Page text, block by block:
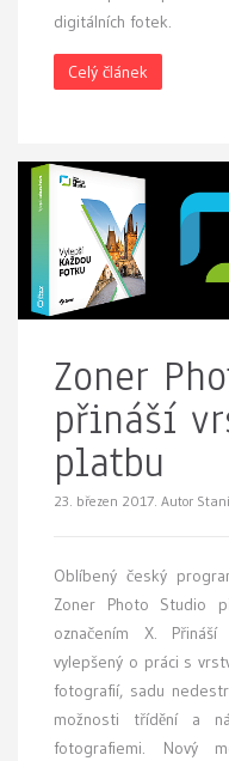
digitálních fotek.
Celý článek
Zoner
přináší
platbu
23. březen 2017. Autor
Oblíbený český
Zoner Photo Studio
označením X.
vylepšený o práci s
fotografií, sadu
možnosti třídění a
fotografiemi. Nový